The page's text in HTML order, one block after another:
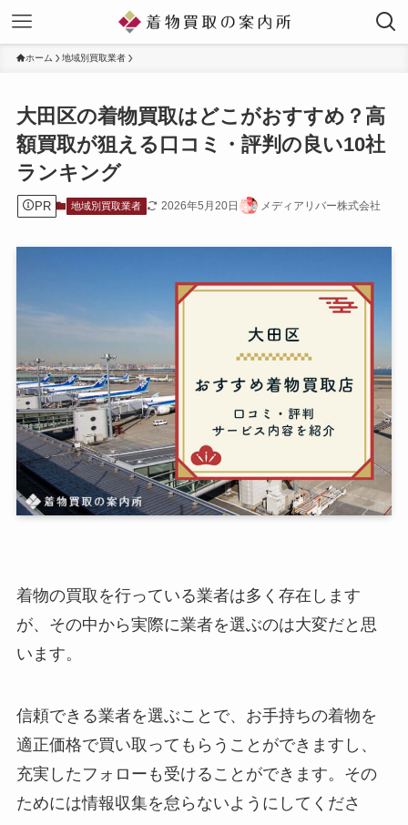
ホーム 地域別買取業者
大田区の着物買取はどこがおすすめ？高
額買取が狙える口コミ・評判の良い10社
ランキング
PR 地域別買取業者 2026年5月20日 メディアリバー株式会社
着物の買取を行っている業者は多く存在します
が、その中から実際に業者を選ぶのは大変だと思
います。
信頼できる業者を選ぶことで、お手持ちの着物を
適正価格で買い取ってもらうことができますし、
充実したフォローも受けることができます。その
ためには情報収集を怠らないようにしてくださ